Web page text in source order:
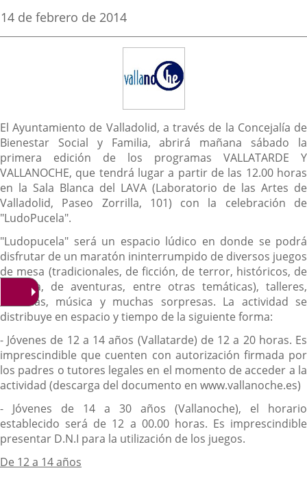
aplicaciónaplicación
Fecha
la
14 de febrero de 2014
Descripción
El Ayuntamiento de Valladolid, a través de la Concejalía de
Bienestar Social y Familia, abrirá mañana sábado la
primera edición de los programas VALLATARDE Y
VALLANOCHE, que tendrá lugar a partir de las 12.00 horas
en la Sala Blanca del LAVA (Laboratorio de las Artes de
Valladolid, Paseo Zorrilla, 101) con la celebración de
"LudoPucela".
"Ludopucela" será un espacio lúdico en donde se podrá
disfrutar de un maratón ininterrumpido de diversos juegos
de mesa (tradicionales, de ficción, de terror, históricos, de
fantasía, de aventuras, entre otras temáticas), talleres,
consolas, música y muchas sorpresas. La actividad se
distribuye en espacio y tiempo de la siguiente forma:
- Jóvenes de 12 a 14 años (Vallatarde) de 12 a 20 horas. Es
imprescindible que cuenten con autorización firmada por
los padres o tutores legales en el momento de acceder a la
actividad (descarga del documento en www.vallanoche.es)
- Jóvenes de 14 a 30 años (Vallanoche), el horario
establecido será de 12 a 00.00 horas. Es imprescindible
presentar D.N.I para la utilización de los juegos.
De 12 a 14 años